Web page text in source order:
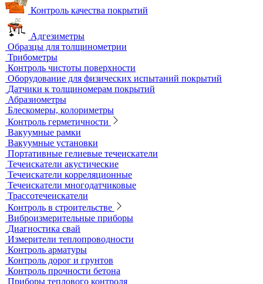
Импедансные дефектоскопы
Тестеры
Контроль изоляции и покрытий
Толщиномеры покрытий
Контроль качества покрытий
Адгезиметры
Образцы для толщинометрии
Трибометры
Контроль чистоты поверхности
Оборудование для физических испытаний покрытий
Датчики к толщиномерам покрытий
Абразиометры
Блескомеры, колориметры
Контроль герметичности
Вакуумные рамки
Вакуумные установки
Портативные гелиевые течеискатели
Течеискатели акустические
Течеискатели корреляционные
Течеискатели многодатчиковые
Трассотечеискатели